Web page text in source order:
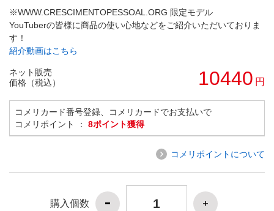
※WWW.CRESCIMENTOPESSOAL.ORG 限定モデル
YouTuberの皆様に商品の使い心地などをご紹介いただいておりま
す！
紹介動画はこちら
ネット販売
価格（税込）
10440 円
コメリカード番号登録、コメリカードでお支払いで
コメリポイント ： 8ポイント獲得
コメリポイントについて
購入個数